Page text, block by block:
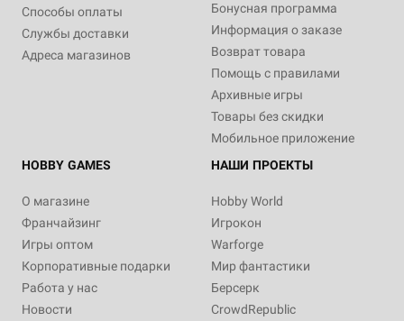
Способы оплаты
Службы доставки
Адреса магазинов
Бонусная программа
Информация о заказе
Возврат товара
Помощь с правилами
Архивные игры
Товары без скидки
Мобильное приложение
HOBBY GAMES
О магазине
Франчайзинг
Игры оптом
Корпоративные подарки
Работа у нас
Новости
НАШИ ПРОЕКТЫ
Hobby World
Игрокон
Warforge
Мир фантастики
Берсерк
CrowdRepublic